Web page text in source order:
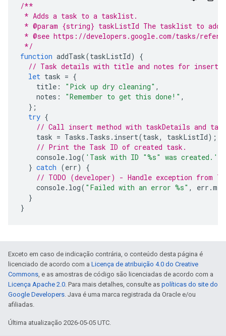
/**
* Adds a task to a tasklist.
* @param {string} taskListId The tasklist to add
* @see https://developers.google.com/tasks/
*/
function addTask(taskListId)
{
// Task details with title and notes for
let task = {
title : "Pick up dry cleaning" ,
notes : "Remember to get this done!" ,
};
try {
// Call insert method with taskDetails and
task = Tasks . Tasks . insert(task, taskListId);
// Print the Task ID of created task.
console. log( 'Task with ID "%s" was created.'
} catch (err)
{
// TODO (developer) - Handle exception from
console. log( "Failed with an error %s" , err .
}
}
Exceto em caso de indicação contrária, o conteúdo desta página é
licenciado de acordo com a Licença de atribuição 4.0 do Creative
Commons , e as amostras de código são licenciadas de acordo com a
Licença Apache 2.0 . Para mais detalhes, consulte as políticas do site do
Google Developers . Java é uma marca registrada da Oracle e/ou
afiliadas.
Última atualização 2026-05-05 UTC.